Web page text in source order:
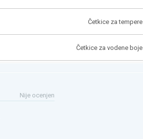
Četkice za tempere
Četkice za vodene boje
Nije ocenjen